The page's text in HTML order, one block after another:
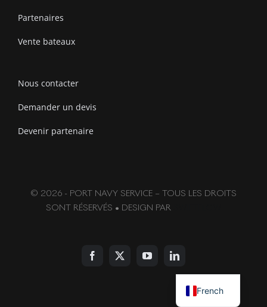
Partenaires
Vente bateaux
Nous contacter
Demander un devis
Devenir partenaire
© 2026 - PORT NAVY SERVICE – TOUS LES DROITS
SONT RÉSERVÉS • DESIGN PAR
French